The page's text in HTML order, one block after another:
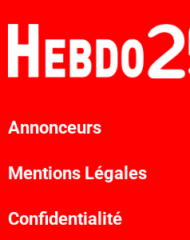
Annonceurs
Mentions Légales
Confidentialité